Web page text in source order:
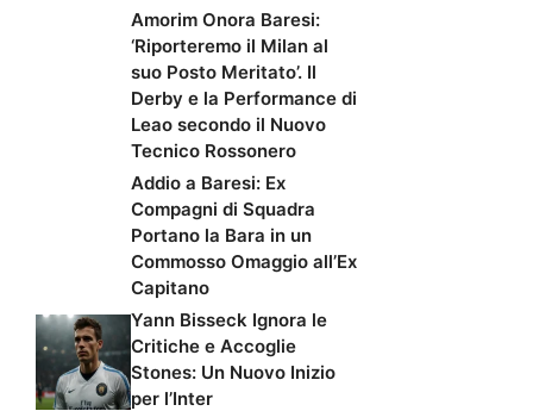
Amorim Onora Baresi:
‘Riporteremo il Milan al
suo Posto Meritato’. Il
Derby e la Performance di
Leao secondo il Nuovo
Tecnico Rossonero
Addio a Baresi: Ex
Compagni di Squadra
Portano la Bara in un
Commosso Omaggio all’Ex
Capitano
Yann Bisseck Ignora le
Critiche e Accoglie
Stones: Un Nuovo Inizio
per l’Inter